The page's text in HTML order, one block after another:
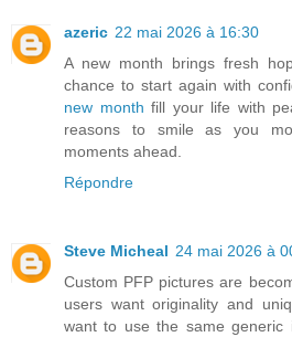
azeric 22 mai 2026 à 16:30
A new month brings fresh
chance to start again with
new month fill your life with
reasons to smile as you
moments ahead.
Répondre
Steve Micheal 24 mai 2026 à
Custom PFP pictures are
users want originality and
want to use the same generic